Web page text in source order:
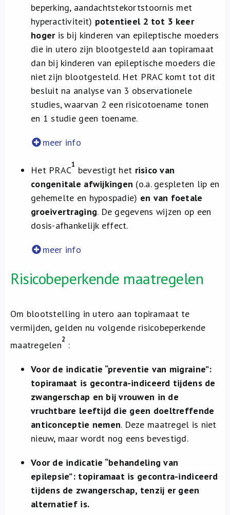
beperking, aandachtstekortstoornis met
hyperactiviteit) potentieel 2 tot 3 keer
hogeris bij kinderen van epileptische moeders
die in utero zijn blootgesteld aan topiramaat
dan bij kinderen van epileptische moeders die
niet zijn blootgesteld. Het PRAC komt tot dit
besluit na analyse van 3 observationele
studies, waarvan 2 een risicotoename tonen
en 1 studie geen toename.
meer info
Het PRAC1 bevestigt het risico van
congenitale afwijkingen (o.a. gespleten lip en
gehemelte en hypospadie) en van foetale
groeivertraging. De gegevens wijzen op een
dosis-afhankelijk effect.
meer info
Risicobeperkende maatregelen
Om blootstelling in utero aan topiramaat te
vermijden, gelden nu volgende risicobeperkende
maatregelen2 :
Voor de indicatie “preventie van migraine”:
topiramaat is gecontra-indiceerd tijdens de
zwangerschap en bij vrouwen in de
vruchtbare leeftijd die geen doeltreffende
anticonceptie nemen. Deze maatregel is niet
nieuw, maar wordt nog eens bevestigd.
Voor de indicatie “behandeling van
epilepsie”: topiramaat is gecontra-indiceerd
tijdens de zwangerschap, tenzij er geen
alternatief is.